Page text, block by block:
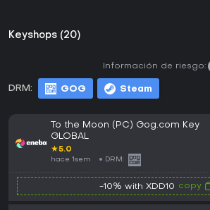
Keyshops (20)
DRM: GOG Steam
Información de riesgo:
To the Moon (PC) Gog.com Key
GLOBAL
★5.0
hace 1sem DRM:
-10% with XDD10 copy